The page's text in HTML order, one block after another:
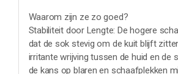
Waarom zijn ze zo goed?
Stabiliteit door Lengte: De hogere
dat de sok stevig om de kuit blijft
irritante wrijving tussen de huid en de
de kans op blaren en schaafplekken